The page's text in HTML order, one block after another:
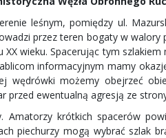
leśnym, pomiędzy ul.
przez teren bogaty w
wieku. Spacerując tym
informacyjnym mamy
wędrówki możemy obejrzeć
przed ewentualną agresją ze
Amatorzy krótkich spacerów
piechurzy mogą wybrać szlak